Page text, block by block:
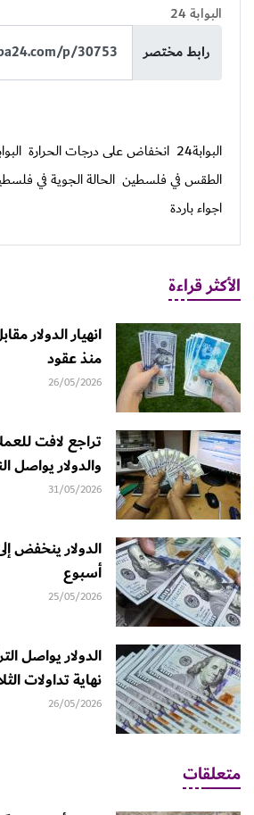
البوابة 24
رابط مختصر
البوابة24 انخفاض على درجات الحرارة
الطقس في فلسطين الحالة الجوية في
اجواء باردة
الأكثر قراءة
انهيار الدولار
منذ عقود
26/05/2026
تراجع لافت
والدولار يواصل
31/05/2026
الدولار ينخفض
أسبوع
25/05/2026
الدولار يواصل
نهاية تداولات
26/05/2026
متعلقات